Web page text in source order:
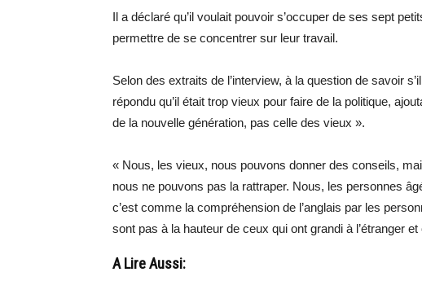
Il a déclaré qu’il voulait pouvoir s’occuper de ses sept
permettre de se concentrer sur leur travail.
Selon des extraits de l’interview, à la question de savoir
répondu qu’il était trop vieux pour faire de la politique,
de la nouvelle génération, pas celle des vieux ».
« Nous, les vieux, nous pouvons donner des conseils,
nous ne pouvons pas la rattraper. Nous, les personnes
c’est comme la compréhension de l’anglais par les
sont pas à la hauteur de ceux qui ont grandi à l’étranger
A Lire Aussi: